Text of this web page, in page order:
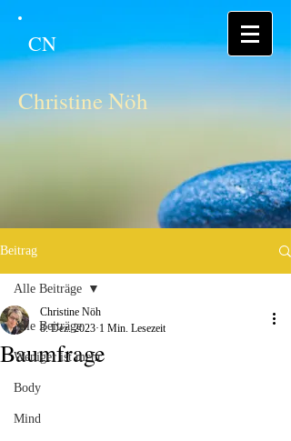
CN
Christine Nöh
Beitrag
Alle Beiträge
Weniger ist mehr
Body
Mind
Alle Beiträge
Baumfrage
Christine Nöh
8. Dez. 2023 1 Min. Lesezeit